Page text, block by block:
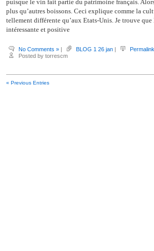
puisque le vin fait partie du patrimoine français.
plus qu’autres boissons. Ceci explique comme la
tellement différente qu’aux Etats-Unis. Je trouve
intéressante et positive
No Comments » | BLOG 1 26 jan |
Permalink
Posted by torrescm
« Previous Entries